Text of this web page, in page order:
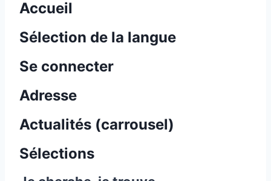
Accueil
Sélection de la langue
Se connecter
Adresse
Actualités (carrousel)
Sélections